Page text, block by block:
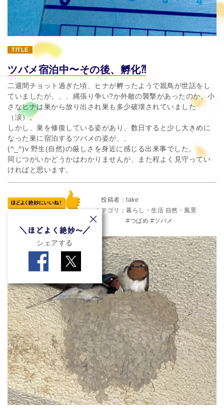
TITLE
ツバメ宿泊中〜その後、孵化⁈
二週間チョット過ぎた頃、ヒナが孵ったようで親鳥が世話をし
ていましたが、、、縄張り争い?か外敵の襲撃があったのか、小
さなヒナは巣から放り出され巣も多少破壊されていました
（涙）。
しかし、巣を修復している姿があり、数日すると少し大きめに
なった巣に宿泊するツバメの姿が、、
(^_^)v 野生(自然)の厳しさを身近に感じる出来事でした。
同じつがいかどうかはわかりませんが、また程よく見守ってい
ければと思います。
シェアする
投稿者
take
カテゴリ
暮らし・生活 自然・風景
つばめ
ツバメ